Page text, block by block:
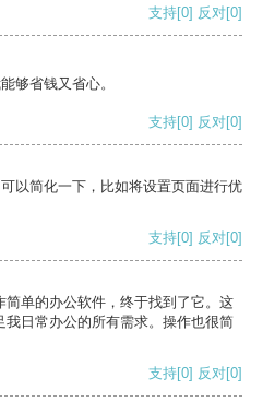
支持[0] 反对[0]
够省钱又省心。
支持[0] 反对[0]
以简化一下，比如将设置页面进行优
支持[0] 反对[0]
单的办公软件，终于找到了它。这
日常办公的所有需求。操作也很简
支持[0] 反对[0]